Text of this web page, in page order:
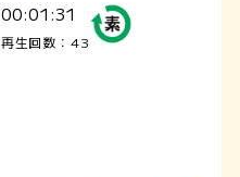
00:01:31
再生回数：43